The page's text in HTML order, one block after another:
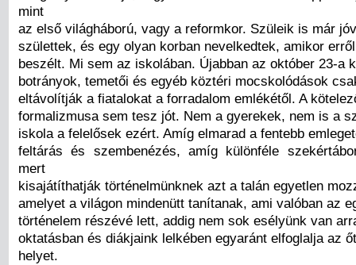
mint
az első világháború, vagy a reformkor. Szüleik is már
születtek, és egy olyan korban nevelkedtek, amikor
beszélt. Mi sem az iskolában. Újabban az október 23-a
botrányok, temetői és egyéb köztéri mocskolódások
eltávolítják a fiatalokat a forradalom emlékétől. A
formalizmusa sem tesz jót. Nem a gyerekek, nem is a
iskola a felelősek ezért. Amíg elmarad a fentebb
feltárás és szembenézés, amíg különféle
mert
kisajátíthatják történelmünknek azt a talán egyetlen
amelyet a világon mindenütt tanítanak, ami valóban az
történelem részévé lett, addig nem sok esélyünk van
oktatásban és diákjaink lelkében egyaránt elfoglalja az
helyet.